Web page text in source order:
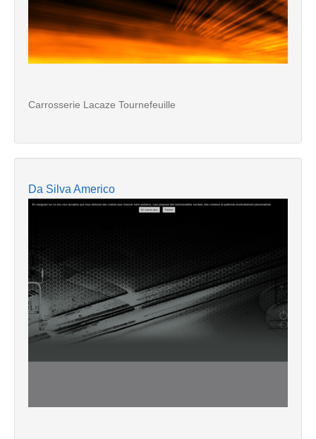
Carrosserie Lacaze Tournefeuille
Da Silva Americo